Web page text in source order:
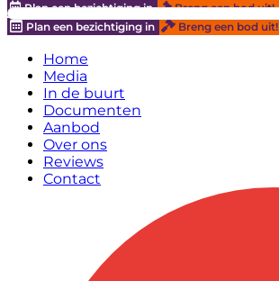
Plan een bezichtiging in Breng een bod uit!
Plan een bezichtiging in
Breng een bod uit!
Home
Media
In de buurt
Documenten
Aanbod
Over ons
Reviews
Contact